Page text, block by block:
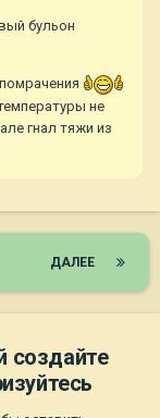
бульон
не
гнал тяжи из
ДАЛЕЕ
создайте